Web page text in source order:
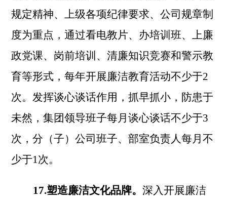
规定精神、上级各项纪律要求、公司规章制
度为重点，通过看电教片、办培训班、上廉
政党课、岗前培训、清廉知识竞赛和警示教
育等形式，每年开展廉洁教育活动不少于2
次。发挥谈心谈话作用，抓早抓小，防患于
未然，集团领导班子每月谈心谈话不少于3
次，分（子）公司班子、部室负责人每月不
少于1次。
17.塑造廉洁文化品牌。深入开展廉洁